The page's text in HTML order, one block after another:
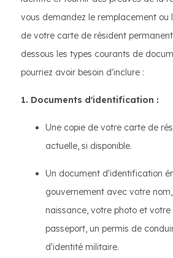
vous demandez le remplacement ou
de votre carte de résident
dessous les types courants de
pourriez avoir besoin d'inclure :
1. Documents d'identification :
Une copie de votre carte de
actuelle, si disponible.
Un document d'identification
gouvernement avec votre
naissance, votre photo et
passeport, un permis de
d'identité militaire.